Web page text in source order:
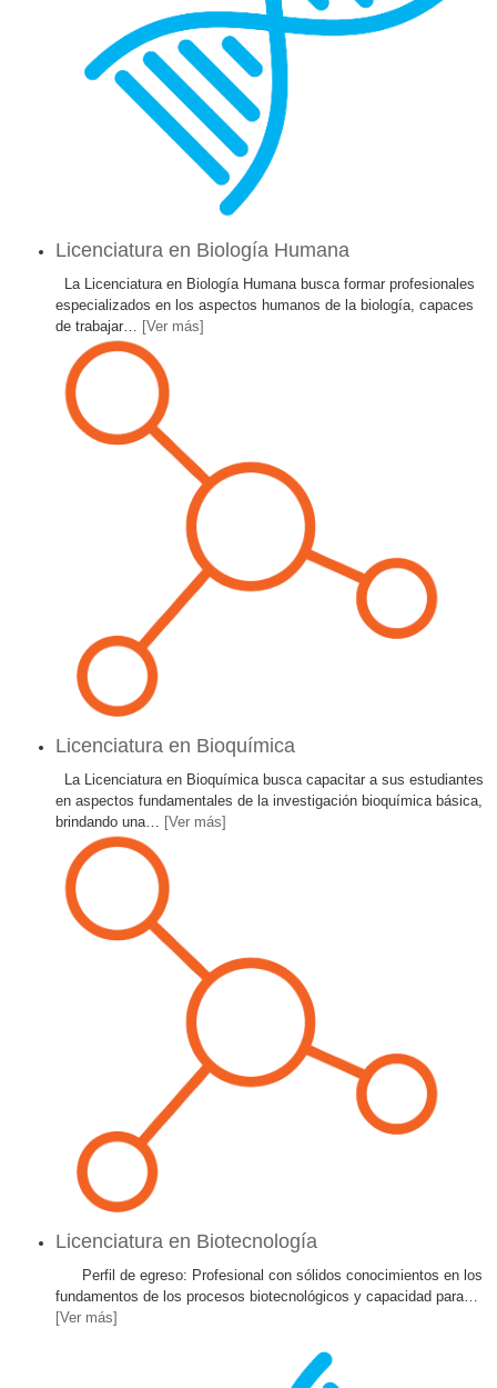
Licenciatura en Biología Humana
La Licenciatura en Biología Humana busca formar profesionales
especializados en los aspectos humanos de la biología, capaces
de trabajar
[Ver más]
Licenciatura en Bioquímica
La Licenciatura en Bioquímica busca capacitar a sus estudiantes
en aspectos fundamentales de la investigación bioquímica básica,
brindando una
[Ver más]
Licenciatura en Biotecnología
Perfil de egreso: Profesional con sólidos conocimientos en los
fundamentos de los procesos biotecnológicos y capacidad para
[Ver más]